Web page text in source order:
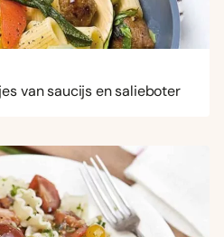
van saucijs en salieboter